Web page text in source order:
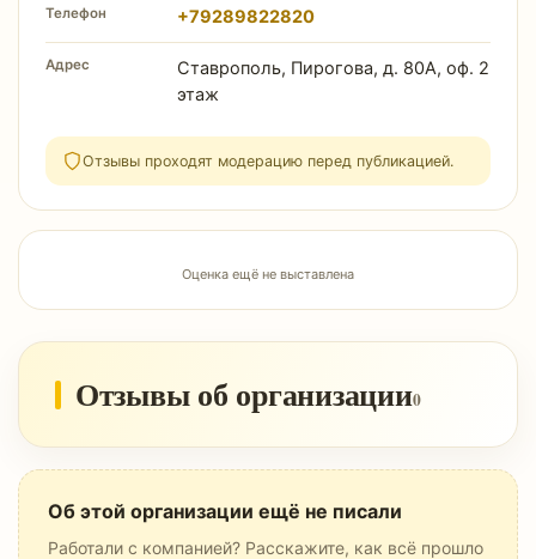
Телефон +79289822820
Адрес
Ставрополь, Пирогова, д. 80А, оф. 2
этаж
Отзывы проходят модерацию перед публикацией.
Оценка ещё не выставлена
Отзывы об организации0
Об этой организации ещё не писали
Работали с компанией? Расскажите, как всё прошло